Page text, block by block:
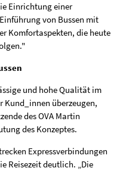
Einrichtung einer
von Bussen mit
Komfortaspekten, die heute
und hohe Qualität im
Kund_innen überzeugen,
des OVA Martin
des Konzeptes.
Expressverbindungen
Reisezeit deutlich. „Die